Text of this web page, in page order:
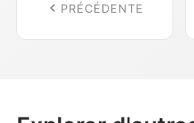
PRÉCÉDENTE